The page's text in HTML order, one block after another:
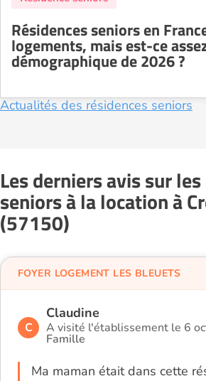
Résidences seniors en
logements, mais est-ce
démographique de 2026 ?
Actualités des résidences seniors
Les derniers avis sur
seniors à la location à
(57150)
C
Claudine
A visité l'établissement le 6
Famille
Ma maman était dans cette
FOYER LOGEMENT LES BLEUETS